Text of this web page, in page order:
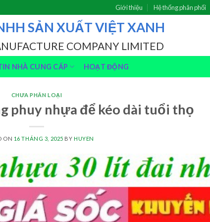
Giới thiệu Hệ thống phân phối
SẢN XUẤT VIỆT XANH
COMPANY LIMITED
NHÀ CUNG CẤP HOẠT ĐỘNG
CHƯA PHÂN LOẠI
phuy nhựa để kéo dài tuổi thọ
ON 16 THÁNG 3, 2025 BY HUYEN